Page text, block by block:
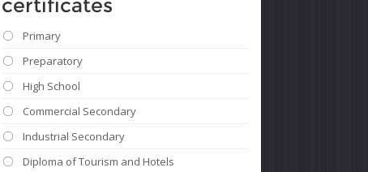
certificates
Primary
Preparatory
High School
Commercial Secondary
Industrial Secondary
Diploma of Tourism and Hotels